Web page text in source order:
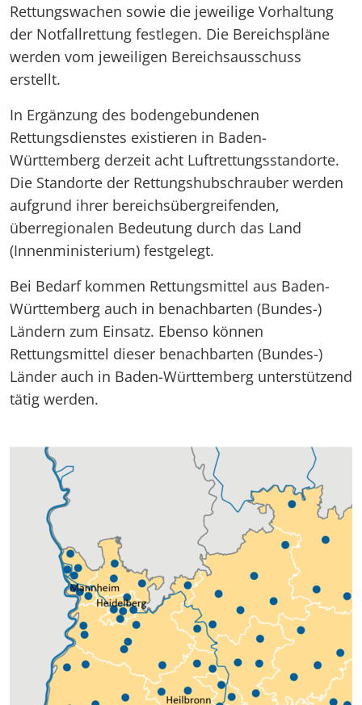
Rettungswachen sowie die jeweilige Vorhaltung
der Notfallrettung festlegen. Die Bereichspläne
werden vom jeweiligen Bereichsausschuss
erstellt.
In Ergänzung des bodengebundenen
Rettungsdienstes existieren in Baden-
Württemberg derzeit acht Luftrettungsstandorte.
Die Standorte der Rettungshubschrauber werden
aufgrund ihrer bereichsübergreifenden,
überregionalen Bedeutung durch das Land
(Innenministerium) festgelegt.
Bei Bedarf kommen Rettungsmittel aus Baden-
Württemberg auch in benachbarten (Bundes-)
Ländern zum Einsatz. Ebenso können
Rettungsmittel dieser benachbarten (Bundes-)
Länder auch in Baden-Württemberg unterstützend
tätig werden.